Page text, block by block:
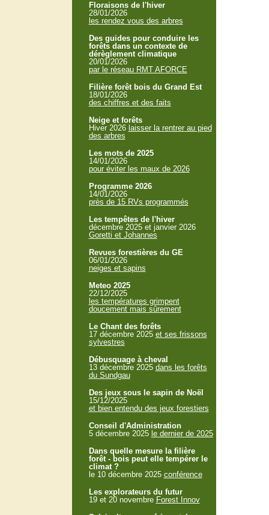
Floraisons de l'hiver
28/01/2026
les rendez vous des arbres
Des guides pour conduire les
forêts dans un contexte de
dérèglement climatique
20/01/2026
par le réseau RMT AFORCE
Filière forêt bois du Grand Est
18/01/2026
des chiffres et des faits
Neige et forêts
Hiver 2026 laisser la rentrer au pied
des arbres
Les mots de 2025
14/01/2026
pour éviter les maux de 2026
Programme 2026
14/01/2026
près de 15 RVs programmés
Les tempêtes de l'hiver
décembre 2025 et janvier 2026
Goretti et Johannes
Revues forestières du GE
06/01/2026
neiges et sapins
Meteo 2025
22/12/2025
les températures grimpent
doucement mais sûrement
Le Chant des forêts
17 décembre 2025 et ses frissons
sylvestres
Débusquage à cheval
13 décembre 2025 dans les forêts
du Sundgau
Des jeux sous le sapin de Noël
15/12/2025
et bien entendu des jeux forestiers
Conseil d'Administration
5 décembre 2025 le dernier de 2025
Dans quelle mesure la filière
forêt - bois peut elle tempérer le
climat ?
le 10 décembre 2025 conférence
Les explorateurs du futur
19 et 20 novembre Forest Innov